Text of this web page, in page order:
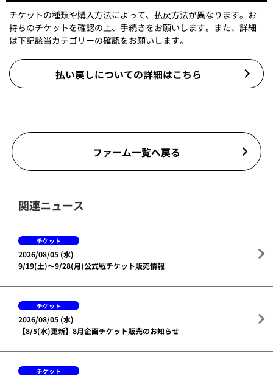
チケットの種類や購入方法によって、払戻方法が異なります。お
持ちのチケットを確認の上、手続きをお願いします。また、詳細
は下記該当カテゴリーの確認をお願いします。
払い戻しについての詳細はこちら
ファーム一覧へ戻る
関連ニュース
チケット
2026/08/05 (水)
9/19(土)～9/28(月)公式戦チケット販売情報
チケット
2026/08/05 (水)
【8/5(水)更新】8月企画チケット販売のお知らせ
チケット